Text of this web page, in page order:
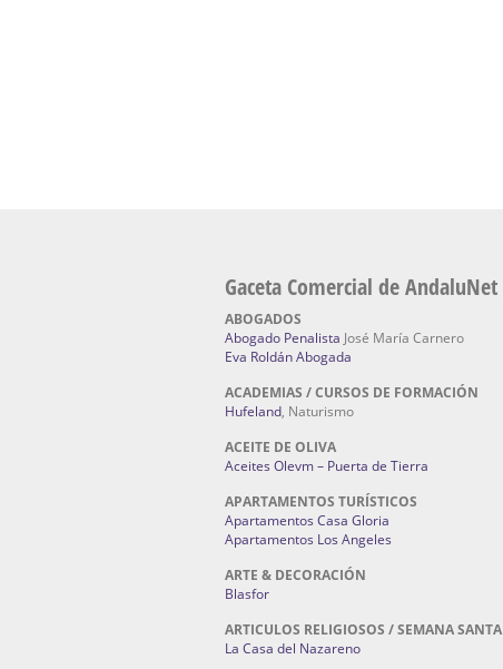
Gaceta Comercial de AndaluNet
ABOGADOS
Abogado Penalista José María Carnero
Eva Roldán Abogada
ACADEMIAS / CURSOS DE FORMACIÓN
Hufeland, Naturismo
ACEITE DE OLIVA
Aceites Olevm – Puerta de Tierra
APARTAMENTOS TURÍSTICOS
Apartamentos Casa Gloria
Apartamentos Los Angeles
ARTE & DECORACIÓN
Blasfor
ARTICULOS RELIGIOSOS / SEMANA SANTA
La Casa del Nazareno